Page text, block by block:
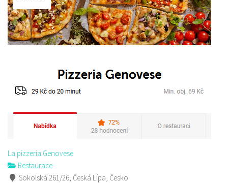
La pizzeria Genovese
Restaurace
Sokolská 261/26, Česká Lípa, Česko